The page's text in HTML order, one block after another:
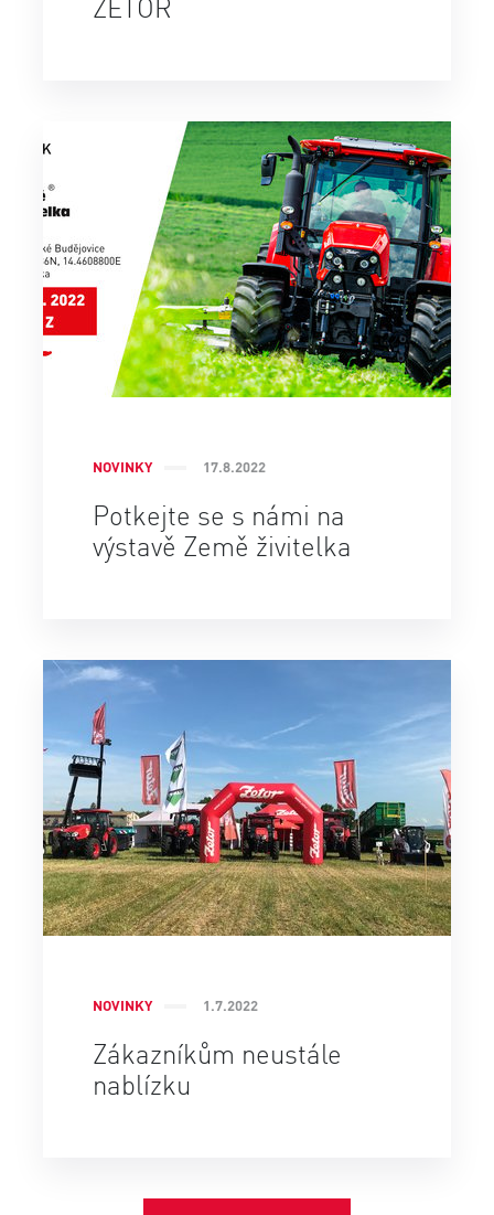
ZETOR
NOVINKY 17.8.2022
Potkejte se s námi na
výstavě Země živitelka
NOVINKY 1.7.2022
Zákazníkům neustále
nablízku